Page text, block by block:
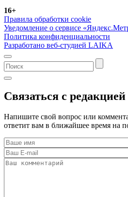
16+
Правила обработки cookie
Уведомление о сервисе
Политика конфиденциальности
Разработано веб-студией LAIKA
Связаться с редакцией
Напишите свой вопрос или
ответит вам в ближайшее время на